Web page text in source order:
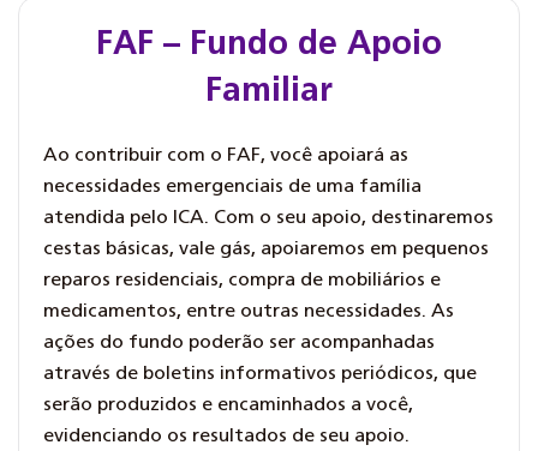
FAF – Fundo de Apoio
Familiar
Ao contribuir com o FAF, você apoiará as
necessidades emergenciais de uma família
atendida pelo ICA. Com o seu apoio, destinaremos
cestas básicas, vale gás, apoiaremos em pequenos
reparos residenciais, compra de mobiliários e
medicamentos, entre outras necessidades. As
ações do fundo poderão ser acompanhadas
através de boletins informativos periódicos, que
serão produzidos e encaminhados a você,
evidenciando os resultados de seu apoio.